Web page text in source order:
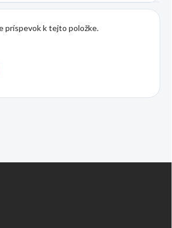
príspevok k tejto položke.